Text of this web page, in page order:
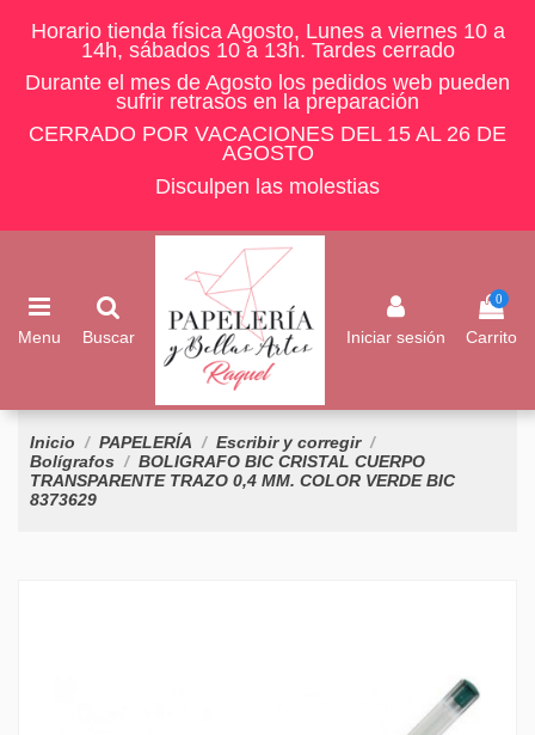
Horario tienda física Agosto, Lunes a viernes 10 a
14h, sábados 10 a 13h. Tardes cerrado
Durante el mes de Agosto los pedidos web pueden
sufrir retrasos en la preparación
CERRADO POR VACACIONES DEL 15 AL 26 DE
AGOSTO
Disculpen las molestias
Menu Buscar Iniciar sesión
0
Carrito
Inicio PAPELERÍA
Escribir y corregir
Bolígrafos
BOLIGRAFO BIC CRISTAL CUERPO
TRANSPARENTE TRAZO 0,4 MM. COLOR VERDE BIC
8373629